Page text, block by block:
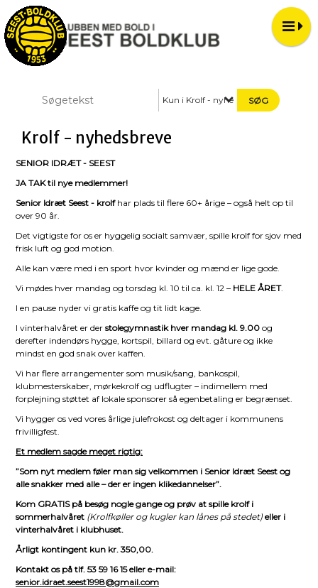
Kun i Krolf - nyhedsbreve
Krolf - nyhedsbreve
SENIOR IDRÆT - SEEST
JA TAK til nye medlemmer!
Senior Idræt Seest - krolfhar plads til flere 60+ årige – også helt op til
over 90 år.
Det vigtigste for os er hyggelig socialt samvær, spille krolf for sjov med
frisk luft og god motion.
Alle kan være med i en sport hvor kvinder og mænd er lige gode.
Vi mødes hver mandag og torsdag kl. 10 til ca. kl. 12 – HELE ÅRET.
I en pause nyder vi gratis kaffe og tit lidt kage.
I vinterhalvåret er der stolegymnastik hver mandag kl. 9.00 og
derefter indendørs hygge, kortspil, billard og evt. gåture og ikke
mindst en god snak over kaffen.
Vi har flere arrangementer som musik/sang, bankospil,
klubmesterskaber, mørkekrolf og udflugter – indimellem med
forplejning støttet af lokale sponsorer så egenbetaling er begrænset.
Vi hygger os ved vores årlige julefrokost og deltager i kommunens
frivilligfest.
Et medlem sagde meget rigtig:
”Som nyt medlem føler man sig velkommen i Senior Idræt Seest og
alle snakker med alle – der er ingen klikedannelser”.
Kom GRATIS på besøg nogle gange og prøv at spille krolf i
sommerhalvåret (Krolfkøller og kugler kan lånes på stedet) eller i
vinterhalvåret i klubhuset.
Årligt kontingent kun kr. 350,00.
Kontakt os på tlf. 53 59 16 15 eller e-mail:
senior.idraet.seest1998@gmail.com